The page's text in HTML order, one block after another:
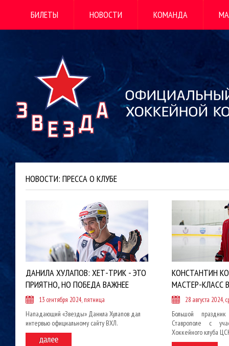
БИЛЕТЫ НОВОСТИ КОМАНДА
НОВОСТИ: ПРЕССА О КЛУБЕ
ДАНИЛА ХУЛАПОВ: ХЕТ-ТРИК - ЭТО
ПРИЯТНО, НО ПОБЕДА ВАЖНЕЕ
13 сентября 2024, пятница
Нападающий «Звезды» Данила Хулапов дал
интервью официальному сайту ВХЛ.
КОНСТАНТИН
МАСТЕР-КЛАСС
28 августа 2024,
Большой
Ставрополе с
Хоккейного клуба